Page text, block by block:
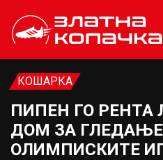
КОШАРКА
ПИПЕН ГО РЕНТА
ДОМ ЗА
ОЛИМПИСКИТЕ